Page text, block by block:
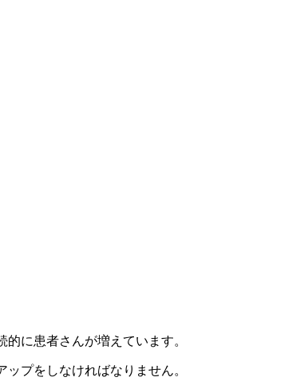
に患者さんが増えています。
プをしなければなりません。